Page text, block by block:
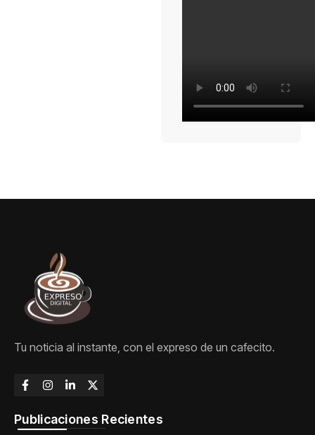
Tu noticia al instante, con el expreso de un cafecito.
Publicaciones Recientes